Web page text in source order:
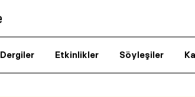
Dergiler Etkinlikler Söyleşiler